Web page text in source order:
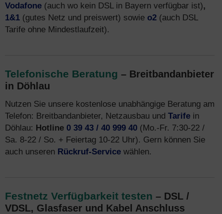
Vodafone (auch wo kein DSL in Bayern verfügbar ist),
1&1 (gutes Netz und preiswert) sowie o2 (auch DSL
Tarife ohne Mindestlaufzeit).
Telefonische Beratung – Breitbandanbieter
in Döhlau
Nutzen Sie unsere kostenlose unabhängige Beratung am
Telefon: Breitbandanbieter, Netzausbau und Tarife in
Döhlau: Hotline 0 39 43 / 40 999 40 (Mo.-Fr. 7:30-22 /
Sa. 8-22 / So. + Feiertag 10-22 Uhr). Gern können Sie
auch unseren Rückruf-Service wählen.
Festnetz Verfügbarkeit testen – DSL /
VDSL, Glasfaser und Kabel Anschluss